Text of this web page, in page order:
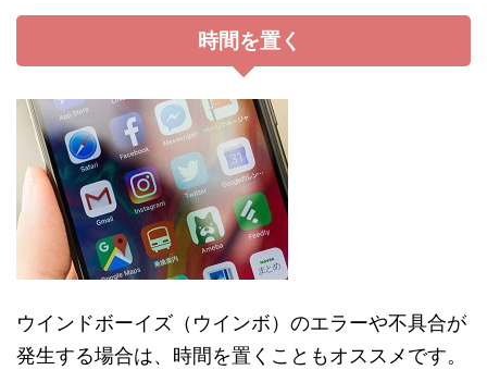
時間を置く
ウインドボーイズ（ウインボ）のエラーや不具合が
発生する場合は、時間を置くこともオススメです。